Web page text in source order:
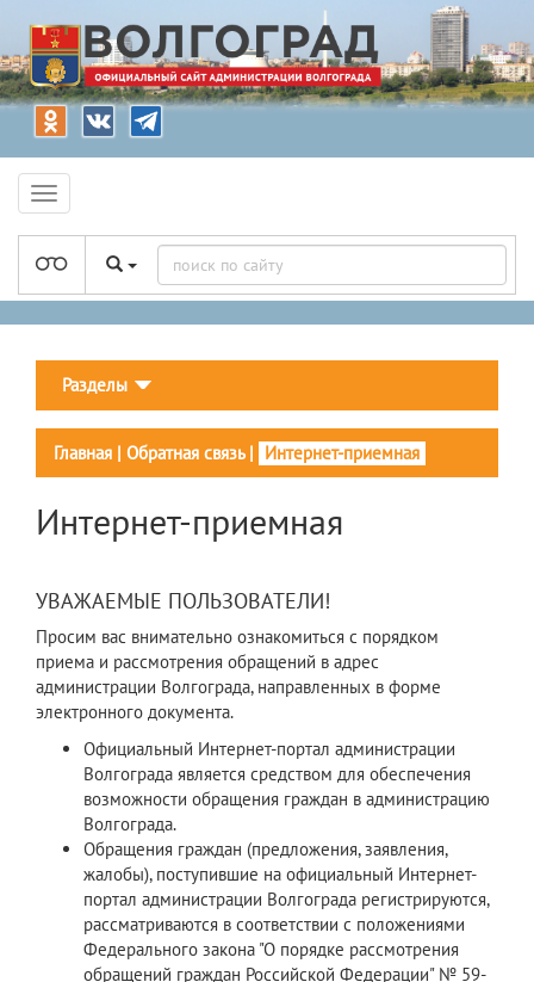
Разделы
Главная | Обратная связь| Интернет-приемная
Интернет-приемная
УВАЖАЕМЫЕ ПОЛЬЗОВАТЕЛИ!
Просим вас внимательно ознакомиться с порядком
приема и рассмотрения обращений в адрес
администрации Волгограда, направленных в форме
электронного документа.
Официальный Интернет-портал администрации
Волгограда является средством для обеспечения
возможности обращения граждан в администрацию
Волгограда.
Обращения граждан (предложения, заявления,
жалобы), поступившие на официальный Интернет-
портал администрации Волгограда регистрируются,
рассматриваются в соответствии с положениями
Федерального закона "О порядке рассмотрения
обращений граждан Российской Федерации" № 59-